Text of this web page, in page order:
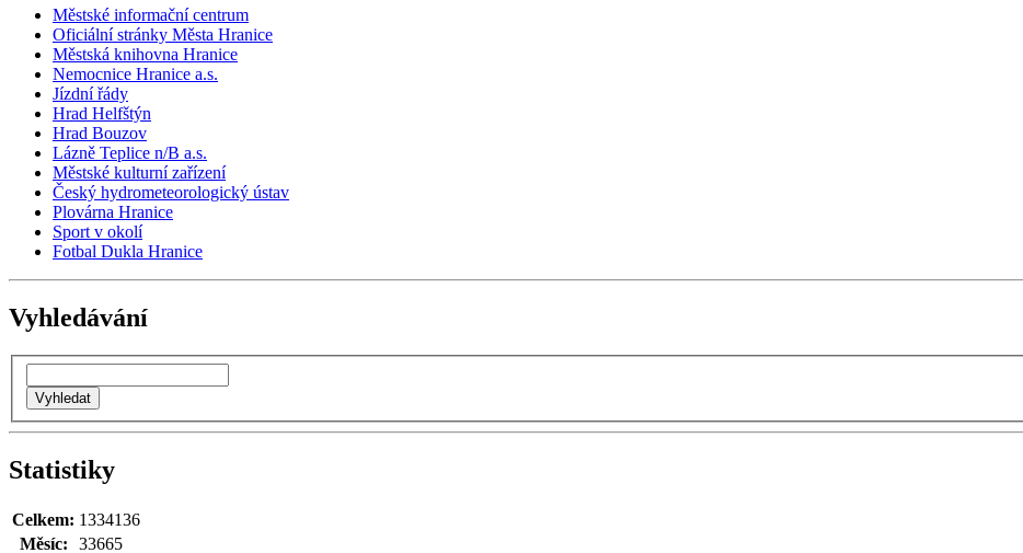
Městské informační centrum
Oficiální stránky Města Hranice
Městská knihovna Hranice
Nemocnice Hranice a.s.
Jízdní řády
Hrad Helfštýn
Hrad Bouzov
Lázně Teplice n/B a.s.
Městské kulturní zařízení
Český hydrometeorologický ústav
Plovárna Hranice
Sport v okolí
Fotbal Dukla Hranice
Vyhledávání
Statistiky
Celkem: 1334136
Měsíc:
33665